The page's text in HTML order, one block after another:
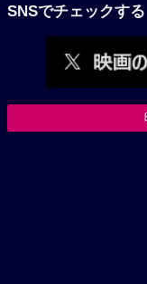
SNSでチェックする